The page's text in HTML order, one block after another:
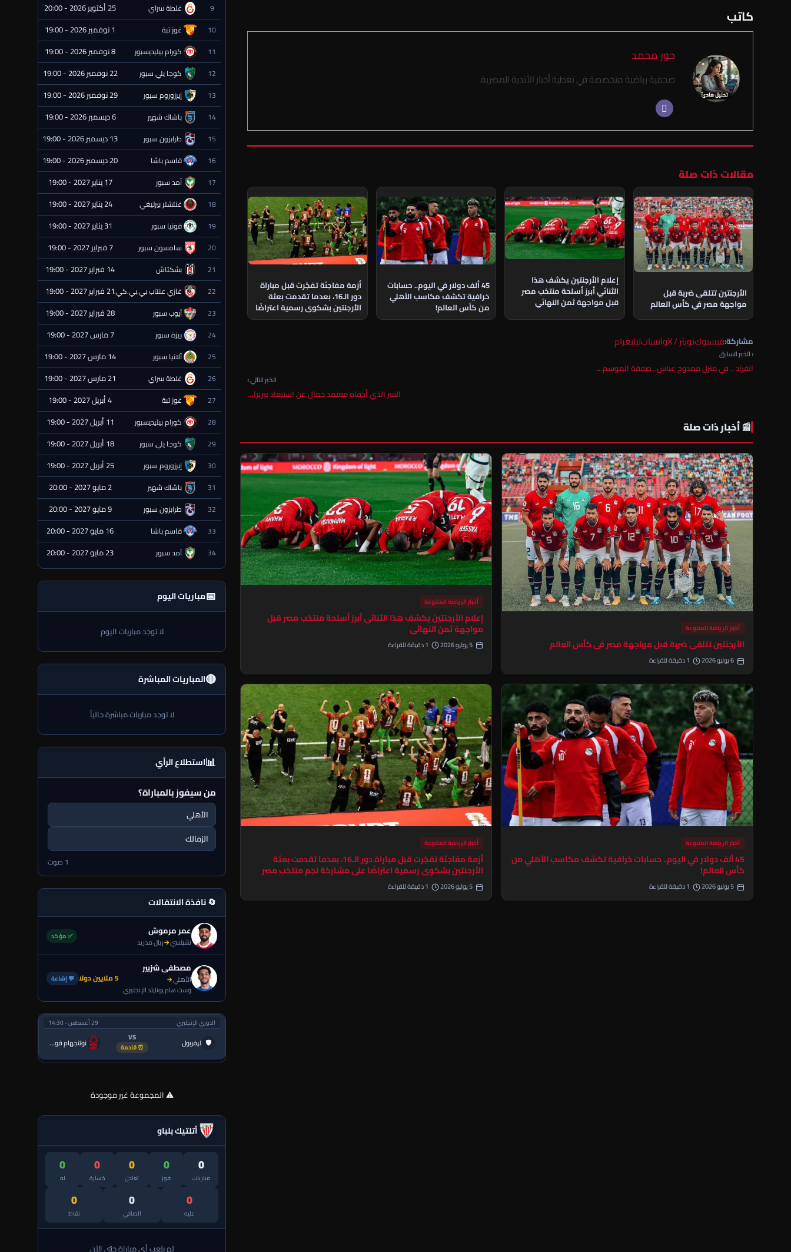
كاتب
حور محمد
صحفية رياضية متخصصة في تغطية أخبار الأندية المصرية.
مقالات ذات صلة
الأرجنتين تتلقى ضربة قبل
مواجهة مصر في كأس العالم
إعلام الأرجنتين يكشف هذا
الثنائي أبرز أسلحة منتخب مصر
قبل مواجهة ثمن النهائي
45 ألف دولار في اليوم.. حسابات
خرافية تكشف مكاسب الأهلي
من كأس العالم!
أزمة مفاجئة تفجّرت قبل مباراة
دور الـ16، بعدما تقدمت بعثة
الأرجنتين بشكوى رسمية اعتراضًا
على مشاركة نجم منتخب مصر
مشاركة:فيسبوكتويتر / X واتسابتيليغرام
‹ الخبر السابق
انفراد .. في منزل ممدوح عباس.. صفقة الموسم…
الخبر التالي ›
السر الذي أخفاه معتمد جمال عن استبعاد بيزيرا…
📰 أخبار ذات صلة
أخبار الرياضة المتنوعة
الأرجنتين تتلقى ضربة قبل مواجهة مصر في كأس العالم
أخبار الرياضة المتنوعة
إعلام الأرجنتين يكشف هذا الثنائي أبرز أسلحة منتخب مصر قبل
مواجهة ثمن النهائي
أخبار الرياضة المتنوعة
45 ألف دولار في اليوم.. حسابات خرافية تكشف مكاسب الأهلي من
كأس العالم!
أخبار الرياضة المتنوعة
أزمة مفاجئة تفجّرت قبل مباراة دور الـ16، بعدما تقدمت بعثة
الأرجنتين بشكوى رسمية اعتراضًا على مشاركة نجم منتخب مصر
9 غلطة سراي 25 أكتوبر 2026 - 20:00
10 غوز تبة 1 نوفمبر 2026 - 19:00
11 كورام بيليديسبور 8 نوفمبر 2026 - 19:00
12 كوجا يلي سبور 22 نوفمبر 2026 - 19:00
13 إيرزوروم سبور 29 نوفمبر 2026 - 19:00
14 باشاك شهير 6 ديسمبر 2026 - 19:00
15 طرابزون سبور 13 ديسمبر 2026 - 19:00
16 قاسم باشا 20 ديسمبر 2026 - 19:00
17 آمد سبور 17 يناير 2027 - 19:00
18 غنتشلر بيرليغي 24 يناير 2027 - 19:00
19 قونيا سبور 31 يناير 2027 - 19:00
20 سامسون سبور 7 فبراير 2027 - 19:00
21 بشكتاش 14 فبراير 2027 - 19:00
22 غازي عنتاب بي.بي.كي.21 فبراير 2027 - 19:00
23 أيوب سبور 28 فبراير 2027 - 19:00
24 ريزة سبور 7 مارس 2027 - 19:00
25 ألانيا سبور 14 مارس 2027 - 19:00
26 غلطة سراي 21 مارس 2027 - 19:00
27 غوز تبة 4 أبريل 2027 - 19:00
28 كورام بيليديسبور 11 أبريل 2027 - 19:00
29 كوجا يلي سبور 18 أبريل 2027 - 19:00
30 إيرزوروم سبور 25 أبريل 2027 - 19:00
31 باشاك شهير 2 مايو 2027 - 20:00
32 طرابزون سبور 9 مايو 2027 - 20:00
33 قاسم باشا 16 مايو 2027 - 20:00
34 آمد سبور 23 مايو 2027 - 20:00
📅مباريات اليوم
لا توجد مباريات اليوم
🔴المباريات المباشرة
لا توجد مباريات مباشرة حالياً
📊استطلاع الرأي
من سيفوز بالمباراة؟
الأهلي
الزمالك
1 صوت
🔄 نافذة الانتقالات
عمر مرموش
تشيلسي→ريال مدريد
✅ مؤكد
مصطفى شزبير
الأهلي→
وست هام يونايتد الإنجليزي
5 ملايين دولا 💬 إشاعة
الدوري الإنجليزي 29 أغسطس - 14:30
🛡 ليفربول VS
⏰ قادمة نوتنجهام فورست
⚠️ المجموعة غير موجودة
أتلتيك بلباو
0
مباريات
0
فوز
0
تعادل
0
خسارة
0
له
0
عليه
0
الصافي
0
نقاط
لم يلعب أي مباراة حتى الآن